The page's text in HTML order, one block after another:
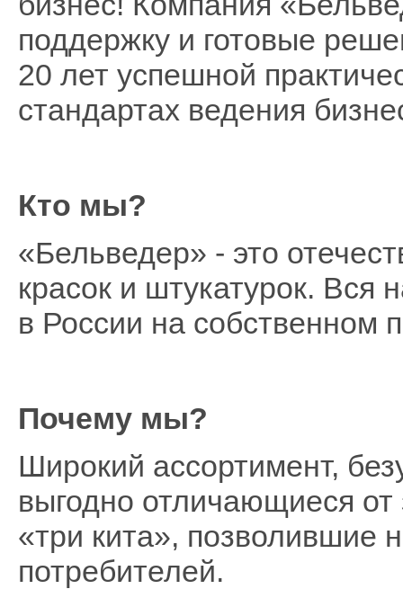
поддержку и готовые
20 лет успешной
стандартах ведения
Кто мы?
«Бельведер» - это
красок и штукатурок. Вся
в России на собственном
Почему мы?
Широкий ассортимент,
выгодно отличающиеся
«три кита», позволившие
потребителей.